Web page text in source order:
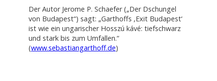
Der Autor Jerome P. Schaefer („Der Dschungel
von Budapest“) sagt: „Garthoffs ‚Exit Budapest‘
ist wie ein ungarischer Hosszú kávé: tiefschwarz
und stark bis zum Umfallen.“
(www.sebastiangarthoff.de)